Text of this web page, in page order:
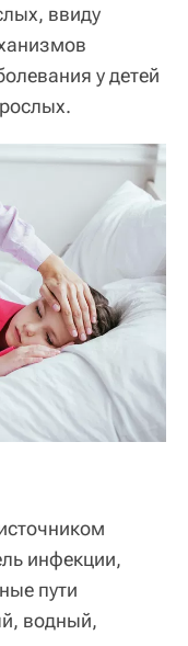
ввиду
у детей
инфекции,
пути
водный,